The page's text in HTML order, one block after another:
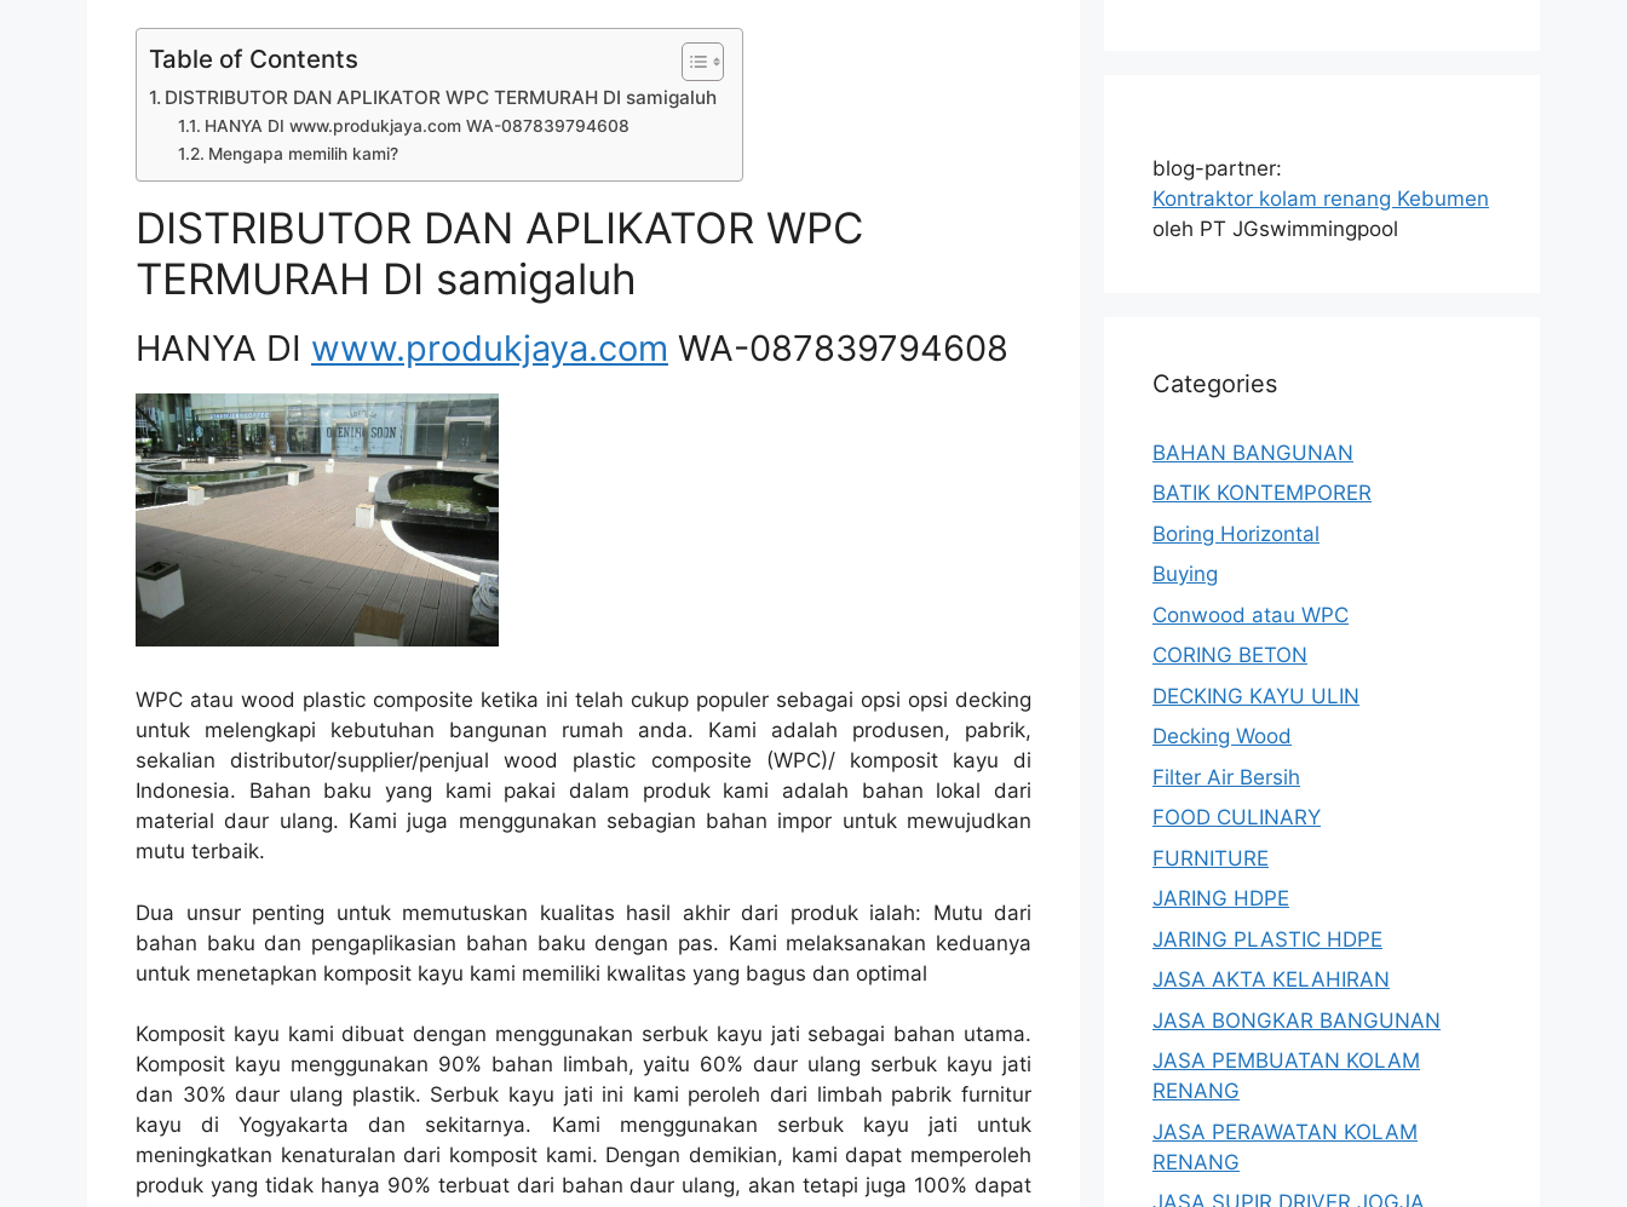
Table of Contents
DISTRIBUTOR DAN APLIKATOR WPC TERMURAH DI samigaluh
HANYA DI www.produkjaya.com WA-087839794608
Mengapa memilih kami?
DISTRIBUTOR DAN APLIKATOR WPC
TERMURAH DI samigaluh
HANYA DI www.produkjaya.com WA-087839794608
WPC atau wood plastic composite ketika ini telah cukup populer sebagai opsi opsi decking
untuk melengkapi kebutuhan bangunan rumah anda. Kami adalah produsen, pabrik,
sekalian distributor/supplier/penjual wood plastic composite (WPC)/ komposit kayu di
Indonesia. Bahan baku yang kami pakai dalam produk kami adalah bahan lokal dari
material daur ulang. Kami juga menggunakan sebagian bahan impor untuk mewujudkan
mutu terbaik.
Dua unsur penting untuk memutuskan kualitas hasil akhir dari produk ialah: Mutu dari
bahan baku dan pengaplikasian bahan baku dengan pas. Kami melaksanakan keduanya
untuk menetapkan komposit kayu kami memiliki kwalitas yang bagus dan optimal
Komposit kayu kami dibuat dengan menggunakan serbuk kayu jati sebagai bahan utama.
Komposit kayu menggunakan 90% bahan limbah, yaitu 60% daur ulang serbuk kayu jati
dan 30% daur ulang plastik. Serbuk kayu jati ini kami peroleh dari limbah pabrik furnitur
kayu di Yogyakarta dan sekitarnya. Kami menggunakan serbuk kayu jati untuk
meningkatkan kenaturalan dari komposit kami. Dengan demikian, kami dapat memperoleh
produk yang tidak hanya 90% terbuat dari bahan daur ulang, akan tetapi juga 100% dapat
blog-partner:
Kontraktor kolam renang Kebumen
oleh PT JGswimmingpool
Categories
BAHAN BANGUNAN
BATIK KONTEMPORER
Boring Horizontal
Buying
Conwood atau WPC
CORING BETON
DECKING KAYU ULIN
Decking Wood
Filter Air Bersih
FOOD CULINARY
FURNITURE
JARING HDPE
JARING PLASTIC HDPE
JASA AKTA KELAHIRAN
JASA BONGKAR BANGUNAN
JASA PEMBUATAN KOLAM
RENANG
JASA PERAWATAN KOLAM
RENANG